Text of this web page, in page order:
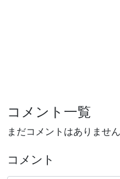
コメント一覧
まだコメントはありません
コメント